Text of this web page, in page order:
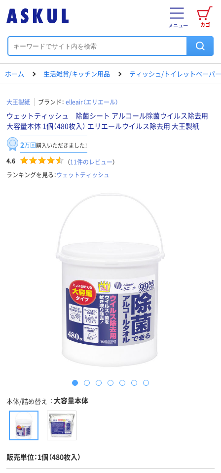
カゴ
メニュー
ホーム 生活雑貨/キッチン用品 ティッシュ/トイレットペーパ
大王製紙 ブランド： elleair（エリエール）
ウェットティッシュ 除菌シート アルコール除菌ウイルス除去用
大容量本体 1個（480枚入） エリエールウイルス除去用 大王製紙
2万回購入いただきました！
4.6 （11件のレビュー）
ランキングを見る：ウェットティッシュ
本体/詰め替え 大容量本体
販売単位：1個（480枚入）